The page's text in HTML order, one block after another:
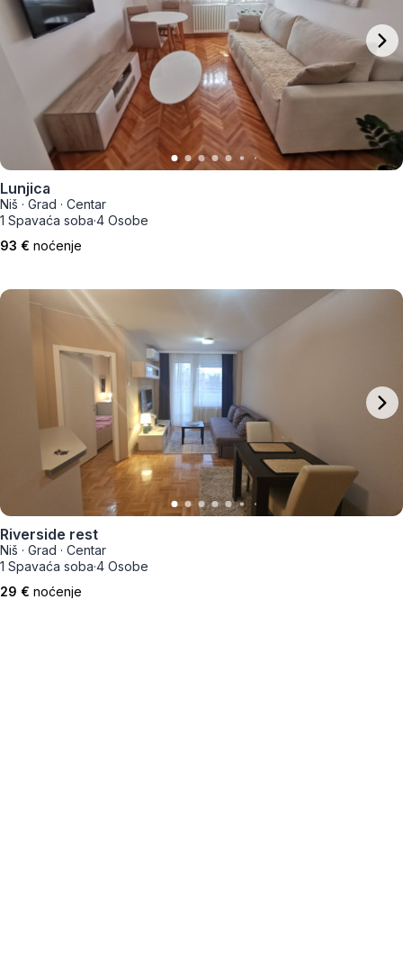
Lunjica
Niš · Grad · Centar
1 Spavaća soba·4 Osobe
93 € noćenje
Riverside rest
Niš · Grad · Centar
1 Spavaća soba·4 Osobe
29 € noćenje